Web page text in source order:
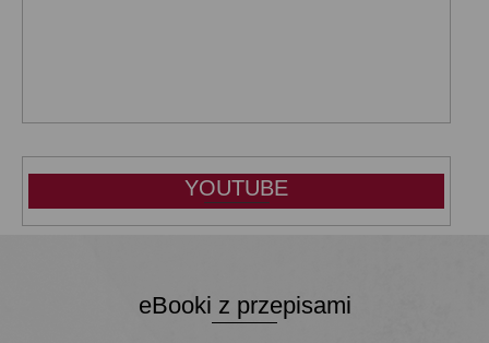
YOUTUBE
eBooki z przepisami